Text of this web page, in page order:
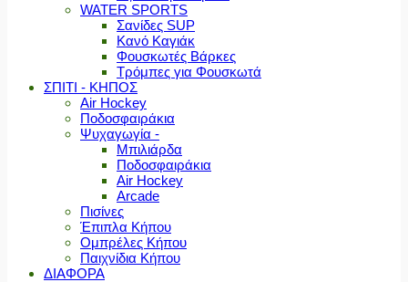
WATER SPORTS
Σανίδες SUP
Κανό Καγιάκ
Φουσκωτές Βάρκες
Τρόμπες για Φουσκωτά
ΣΠΙΤΙ - ΚΗΠΟΣ
Air Hockey
Ποδοσφαιράκια
Ψυχαγωγία -
Μπιλιάρδα
Ποδοσφαιράκια
Air Hockey
Arcade
Πισίνες
Έπιπλα Κήπου
Ομπρέλες Κήπου
Παιχνίδια Κήπου
ΔΙΑΦΟΡΑ